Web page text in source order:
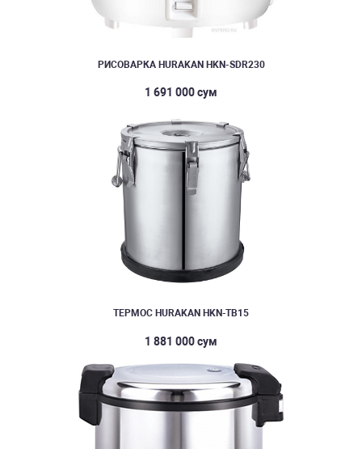
РИСОВАРКА HURAKAN HKN-SDR230
1 691 000 сум
ТЕРМОС HURAKAN HKN-TB15
1 881 000 сум